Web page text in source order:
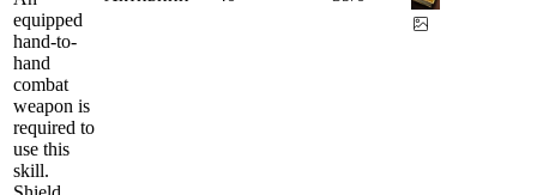
equipped
hand-to-
hand
combat
weapon is
required to
use this
skill.